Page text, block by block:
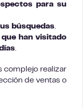
para su
búsquedas
han visitado
complejo realizar
de ventas o